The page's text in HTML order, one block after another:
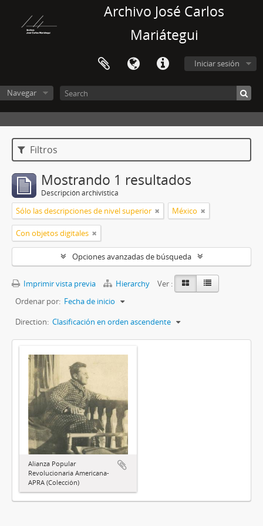
Archivo José Carlos
Mariátegui
Iniciar sesión
Navegar
Filtros
Mostrando 1 resultados
Descripción archivística
Sólo las descripciones de nivel superior México
Con objetos digitales
Opciones avanzadas de búsqueda
Imprimir vista previa Hierarchy
Ver :
Ordenar por: Fecha de inicio
Direction: Clasificación en orden ascendente
Alianza Popular
Revolucionaria Americana-
APRA (Colección)